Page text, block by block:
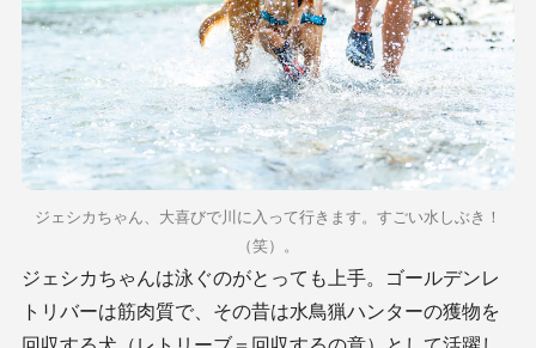
ジェシカちゃん、大喜びで川に入って行きます。すごい水しぶき！
（笑）。
ジェシカちゃんは泳ぐのがとっても上手。ゴールデンレ
トリバーは筋肉質で、その昔は水鳥猟ハンターの獲物を